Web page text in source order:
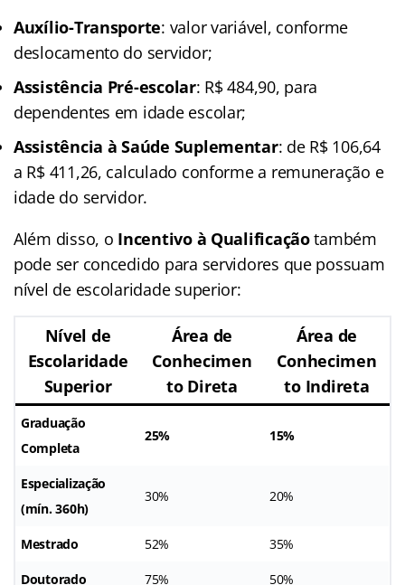
Auxílio-Transporte: valor variável, conforme
deslocamento do servidor;
Assistência Pré-escolar: R$ 484,90, para
dependentes em idade escolar;
Assistência à Saúde Suplementar: de R$ 106,64
a R$ 411,26, calculado conforme a remuneração e
idade do servidor.
Além disso, o Incentivo à Qualificaçãotambém
pode ser concedido para servidores que possuam
nível de escolaridade superior:
Nível de
Escolaridade
Superior
Área de
Conhecimen
to Direta
Área de
Conhecimen
to Indireta
Graduação
Completa
25% 15%
Especialização
(mín. 360h)
30% 20%
Mestrado 52% 35%
Doutorado 75% 50%